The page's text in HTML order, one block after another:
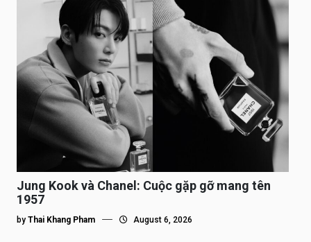
Jung Kook và Chanel: Cuộc gặp gỡ mang tên
1957
by Thai Khang Pham August 6, 2026